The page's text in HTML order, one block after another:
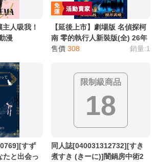
人吸我！
漫
南 零的執行人新裝版(全) 26年
8月預購 青文 漫畫 買動漫
售價 308 銷量:1